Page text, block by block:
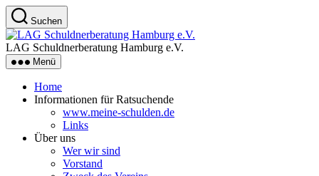
Zum
Inhalt
springen
Suchen
LAG Schuldnerberatung Hamburg e.V.
Menü
Home
Informationen für Ratsuchende
www.meine-schulden.de
Links
Über uns
Wer wir sind
Vorstand